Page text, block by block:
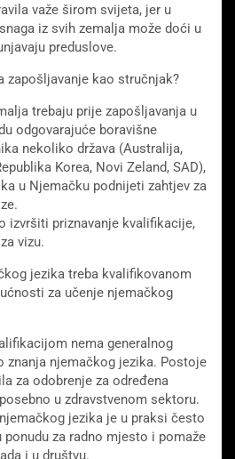
važe širom svijeta, jer u
iz svih zemalja može doći u
preduslove.
zapošljavanje kao stručnjak?
trebaju prije zapošljavanja u
odgovarajuće boravišne
nekoliko država (Australija,
Korea, Novi Zeland, SAD),
u Njemačku podnijeti zahtjev za
izvršiti priznavanje kvalifikacije,
vizu.
jezika treba kvalifikovanom
za učenje njemačkog
nema generalnog
znanja njemačkog jezika. Postoje
za odobrenje za određena
u zdravstvenom sektoru.
jezika je u praksi često
ponudu za radno mjesto i pomaže
i u društvu.